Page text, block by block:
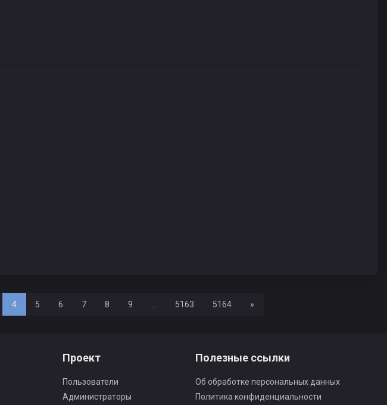
4 5 6 7 8 9 5163 5164 »
Проект
Пользователи
Администраторы
Полезные ссылки
Об обработке персональных данных
Политика конфиденциальности